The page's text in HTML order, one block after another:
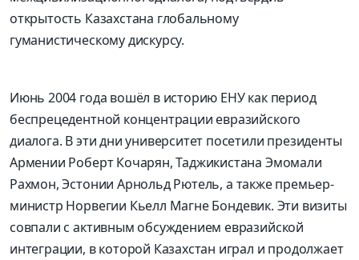
открытость Казахстана глобальному
гуманистическому дискурсу.
Июнь 2004 года вошёл в историю ЕНУ как период
беспрецедентной концентрации евразийского
диалога. В эти дни университет посетили президенты
Армении Роберт Кочарян, Таджикистана Эмомали
Рахмон, Эстонии АрнольдРютель, а также премьер-
министр Норвегии Кьелл МагнеБондевик. Эти визиты
совпали с активным обсуждением евразийской
интеграции, в которой Казахстан играл и продолжает